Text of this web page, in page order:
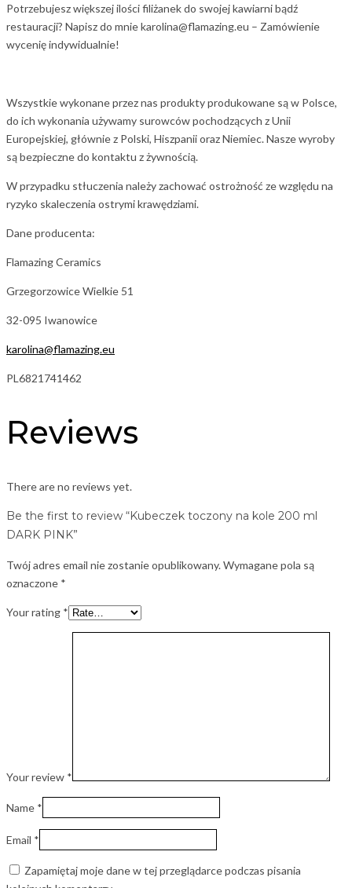
Potrzebujesz większej ilości filiżanek do swojej kawiarni bądź
restauracji? Napisz do mnie karolina@flamazing.eu – Zamówienie
wycenię indywidualnie!
Wszystkie wykonane przez nas produkty produkowane są w Polsce,
do ich wykonania używamy surowców pochodzących z Unii
Europejskiej, głównie z Polski, Hiszpanii oraz Niemiec. Nasze wyroby
są bezpieczne do kontaktu z żywnością.
W przypadku stłuczenia należy zachować ostrożność ze względu na
ryzyko skaleczenia ostrymi krawędziami.
Dane producenta:
Flamazing Ceramics
Grzegorzowice Wielkie 51
32-095 Iwanowice
karolina@flamazing.eu
PL6821741462
Reviews
There are no reviews yet.
Be the first to review “Kubeczek toczony na kole 200 ml
DARK PINK”
Twój adres email nie zostanie opublikowany.Wymagane pola są
oznaczone *
Your rating *
Your review *
Name *
Email *
Zapamiętaj moje dane w tej przeglądarce podczas pisania